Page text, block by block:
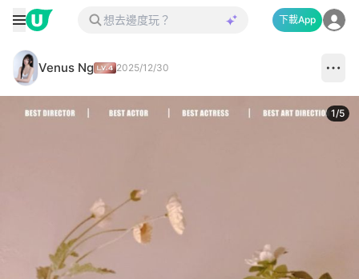
下載App
Venus Ng 2025/12/30
1/5